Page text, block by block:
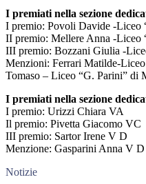
I premiati nella sezione
I premio: Povoli Davide -Liceo
II premio: Mellere Anna -Liceo
III premio: Bozzani Giulia -
Menzioni: Ferrari Matilde-
Tomaso – Liceo “G. Parini” di
I premiati nella sezione
I premio: Urizzi Chiara VA
Il premio: Pivetta Giacomo VC
III premio: Sartor Irene V D
Menzione: Gasparini Anna V D
Notizie